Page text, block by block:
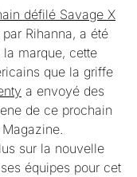
défilé Savage X
Rihanna, a été
marque, cette
que la griffe
a envoyé des
de ce prochain
sur la nouvelle
équipes pour cet